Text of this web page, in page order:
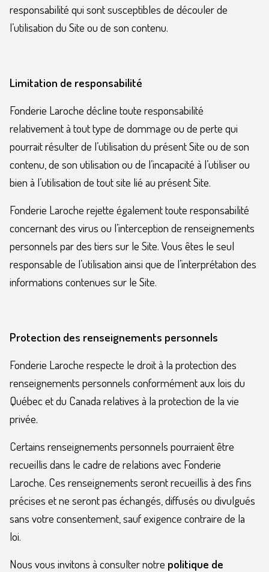
responsabilité qui sont susceptibles de découler de
l’utilisation du Site ou de son contenu.
Limitation de responsabilité
Fonderie Laroche décline toute responsabilité
relativement à tout type de dommage ou de perte qui
pourrait résulter de l’utilisation du présent Site ou de son
contenu, de son utilisation ou de l’incapacité à l’utiliser ou
bien à l’utilisation de tout site lié au présent Site.
Fonderie Laroche rejette également toute responsabilité
concernant des virus ou l’interception de renseignements
personnels par des tiers sur le Site. Vous êtes le seul
responsable de l’utilisation ainsi que de l’interprétation des
informations contenues sur le Site.
Protection des renseignements personnels
Fonderie Laroche respecte le droit à la protection des
renseignements personnels conformément aux lois du
Québec et du Canada relatives à la protection de la vie
privée.
Certains renseignements personnels pourraient être
recueillis dans le cadre de relations avec Fonderie
Laroche. Ces renseignements seront recueillis à des fins
précises et ne seront pas échangés, diffusés ou divulgués
sans votre consentement, sauf exigence contraire de la
loi.
Nous vous invitons à consulter notre politique de